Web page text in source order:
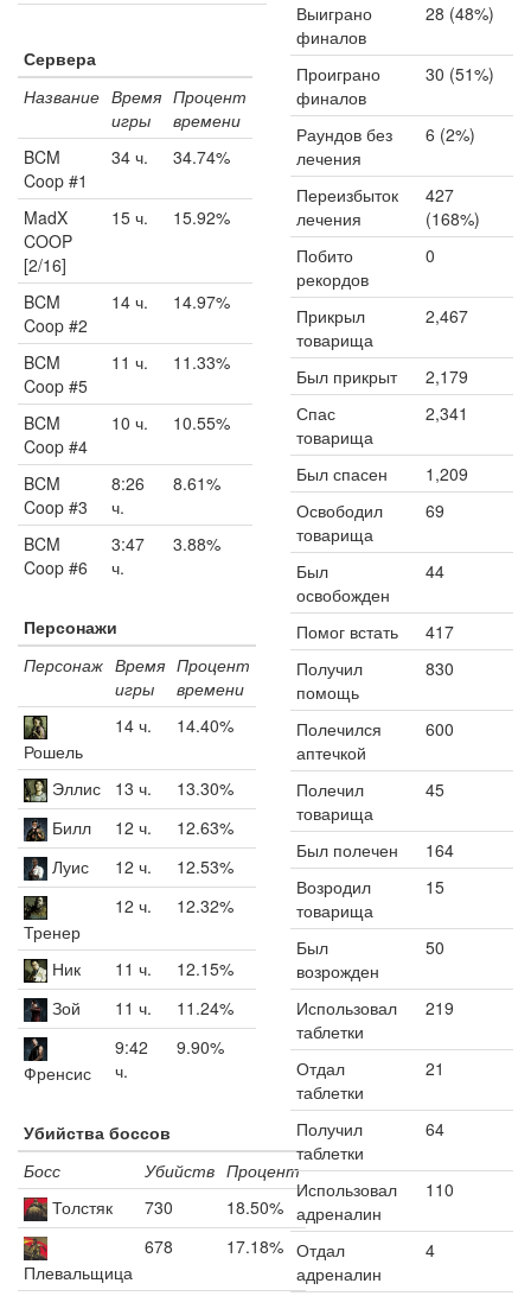
Сервера
Название Время
игры
Процент
времени
BCM
Coop #1
34 ч. 34.74%
MadX
COOP
[2/16]
15 ч. 15.92%
BCM
Coop #2
14 ч. 14.97%
BCM
Coop #5
11 ч. 11.33%
BCM
Coop #4
10 ч. 10.55%
BCM
Coop #3
8:26
ч.
8.61%
BCM
Coop #6
3:47
ч.
3.88%
Персонажи
Персонаж Время
игры
Процент
времени
Рошель
14 ч. 14.40%
Эллис 13 ч.
13.30%
Билл
12 ч.
12.63%
Луис
12 ч. 12.53%
Тренер
12 ч. 12.32%
Ник 11 ч.
12.15%
Зой
11 ч. 11.24%
Френсис
9:42
ч.
9.90%
Убийства боссов
Босс
Убийств Процент
Толстяк
730 18.50%
Плевальщица
678 17.18%
Выиграно
финалов
28 (48%)
Проиграно
финалов
30 (51%)
Раундов без
лечения
6 (2%)
Переизбыток
лечения
427
(168%)
Побито
рекордов
0
Прикрыл
товарища
2,467
Был прикрыт
2,179
Спас
товарища
2,341
Был спасен
1,209
Освободил
товарища
69
Был
освобожден
44
Помог встать
417
Получил
помощь
830
Полечился
аптечкой
600
Полечил
товарища
45
Был полечен
164
Возродил
товарища
15
Был
возрожден
50
Использовал
таблетки
219
Отдал
таблетки
21
Получил
таблетки
64
Использовал
адреналин
110
Отдал
адреналин
4